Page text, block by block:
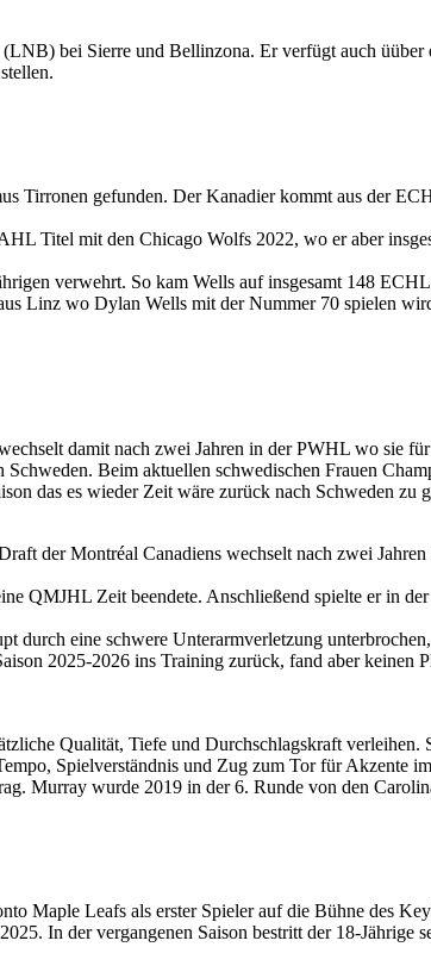
bei Sierre und Bellinzona. Er verfügt auch
Tirronen gefunden. Der Kanadier kommt aus der
Titel mit den Chicago Wolfs 2022, wo er aber
verwehrt. So kam Wells auf insgesamt 148
Linz wo Dylan Wells mit der Nummer 70 spielen
damit nach zwei Jahren in der PWHL wo sie
Beim aktuellen schwedischen Frauen
das es wieder Zeit wäre zurück nach Schweden zu
der Montréal Canadiens wechselt nach zwei
QMJHL Zeit beendete. Anschließend spielte er in
durch eine schwere Unterarmverletzung
2025-2026 ins Training zurück, fand aber keinen
Qualität, Tiefe und Durchschlagskraft
Spielverständnis und Zug zum Tor für Akzente
Murray wurde 2019 in der 6. Runde von den
Maple Leafs als erster Spieler auf die Bühne des
In der vergangenen Saison bestritt der 18-Jährige